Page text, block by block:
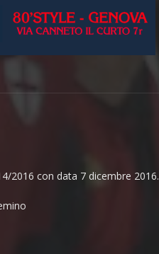
2016 con data 7 dicembre 2016.